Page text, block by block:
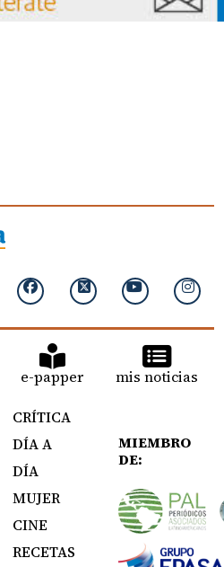
e-papper mis noticias
CRÍTICA
DÍA A
DÍA
MUJER
CINE
RECETAS
MIEMBRO
DE: